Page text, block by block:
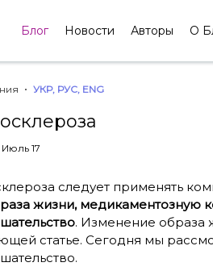
Блог Новости Авторы О
УКР, РУС, ENG
17
следует применять
жизни, медикаментозную
. Изменение образа
статье. Сегодня мы